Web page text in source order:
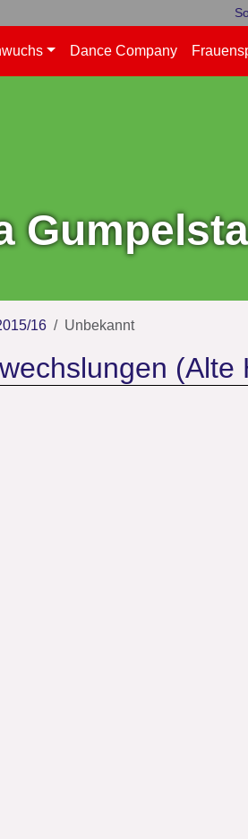
Dance Company
16 Unbekannt
(Alte